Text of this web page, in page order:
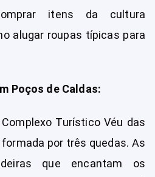
itens da cultura
alugar roupas típicas para
Poços de Caldas:
Turístico Véu das
por três quedas. As
que encantam os